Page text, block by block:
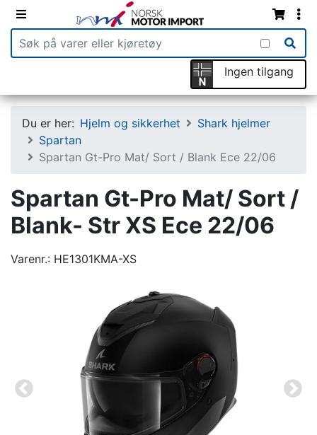
Ingen tilgang
Du er her: Hjelm og sikkerhet
Shark hjelmer
Spartan
Spartan Gt-Pro Mat/ Sort / Blank Ece 22/06
Spartan Gt-Pro Mat/ Sort /
Blank- Str XS Ece 22/06
Varenr.: HE1301KMA-XS